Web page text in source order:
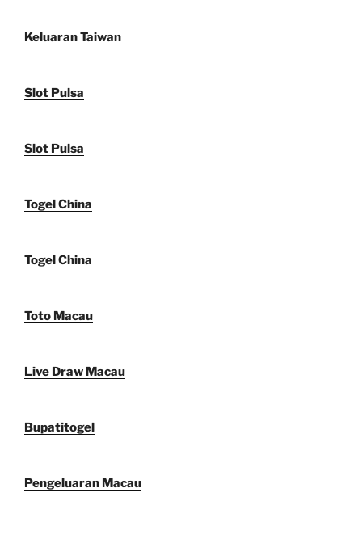
Keluaran Taiwan
Slot Pulsa
Slot Pulsa
Togel China
Togel China
Toto Macau
Live Draw Macau
Bupatitogel
Pengeluaran Macau